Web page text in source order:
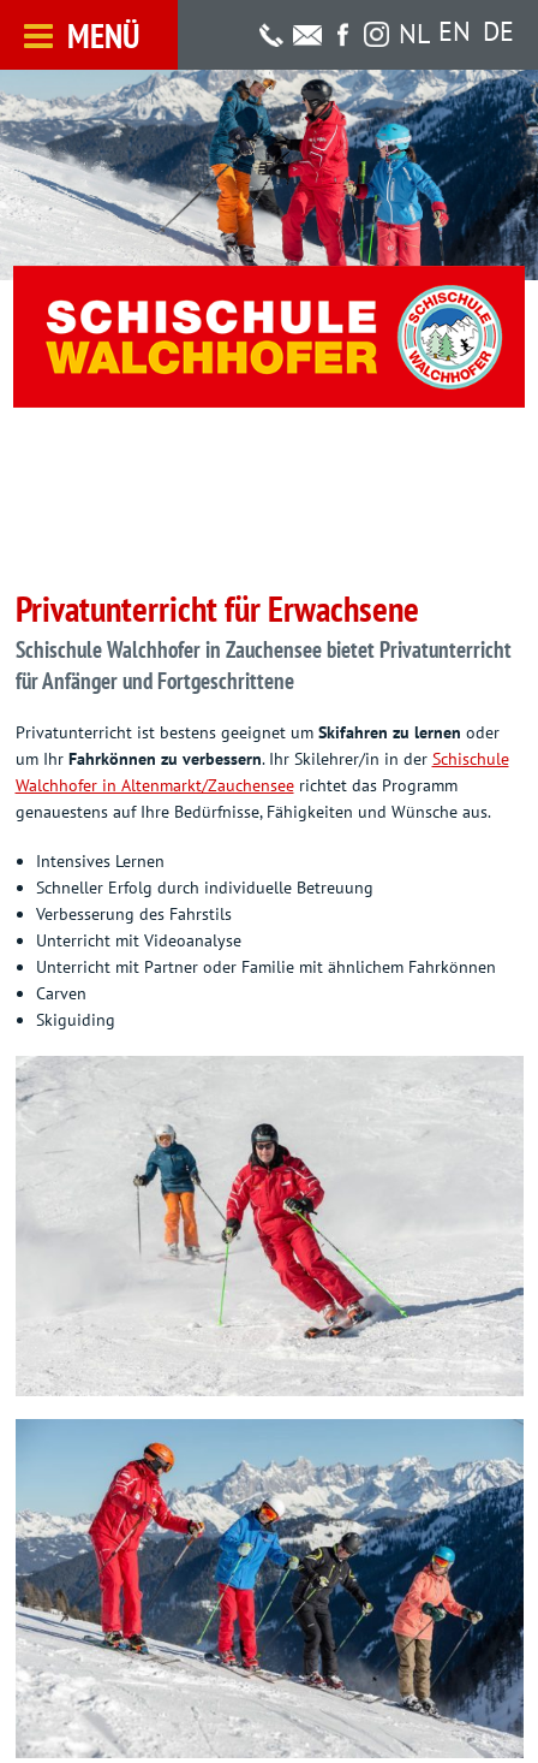
EN DE
NL
Privatunterricht für Erwachsene
Schischule Walchhofer in Zauchensee bietet Privatunterricht
für Anfänger und Fortgeschrittene
Privatunterricht ist bestens geeignet um Skifahren zu lernen oder
um Ihr Fahrkönnen zu verbessern. Ihr Skilehrer/in in der Schischule
Walchhofer in Altenmarkt/Zauchenseerichtet das Programm
genauestens auf Ihre Bedürfnisse, Fähigkeiten und Wünsche aus.
Intensives Lernen
Schneller Erfolg durch individuelle Betreuung
Verbesserung des Fahrstils
Unterricht mit Videoanalyse
Unterricht mit Partner oder Familie mit ähnlichem Fahrkönnen
Carven
Skiguiding
MENÜ